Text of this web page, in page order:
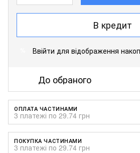
В кредит
Ввійти для відображення
До обраного
ОПЛАТА ЧАСТИНАМИ
3 платежі по 29.74 грн
ПОКУПКА ЧАСТИНАМИ
3 платежі по 29.74 грн